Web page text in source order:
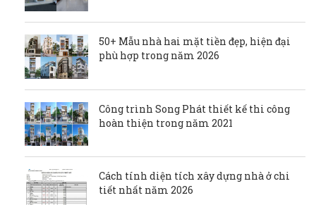
50+ Mẫu nhà hai mặt tiền đẹp, hiện đại
phù hợp trong năm 2026
Công trình Song Phát thiết kế thi công
hoàn thiện trong năm 2021
Cách tính diện tích xây dựng nhà ở chi
tiết nhất năm 2026